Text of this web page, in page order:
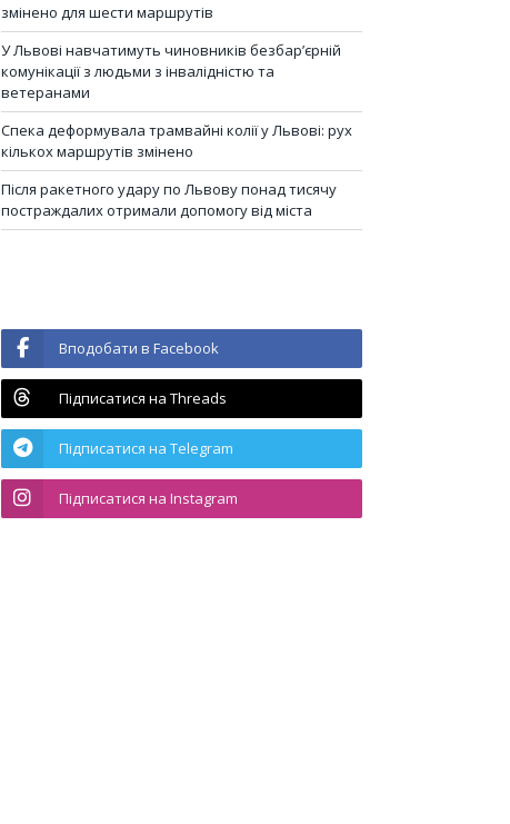
змінено для шести маршрутів
У Львові навчатимуть чиновників безбар’єрній
комунікації з людьми з інвалідністю та
ветеранами
Спека деформувала трамвайні колії у Львові: рух
кількох маршрутів змінено
Після ракетного удару по Львову понад тисячу
постраждалих отримали допомогу від міста
Вподобати в Facebook
Підписатися на Threads
Підписатися на Telegram
Підписатися на Instagram